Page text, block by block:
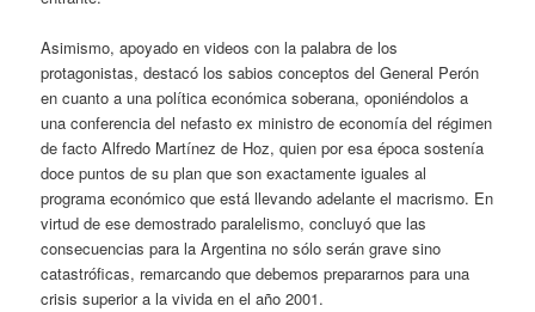
Asimismo, apoyado en videos con la palabra de los
protagonistas, destacó los sabios conceptos del General Perón
en cuanto a una política económica soberana, oponiéndolos a
una conferencia del nefasto ex ministro de economía del régimen
de facto Alfredo Martínez de Hoz, quien por esa época sostenía
doce puntos de su plan que son exactamente iguales al
programa económico que está llevando adelante el macrismo. En
virtud de ese demostrado paralelismo, concluyó que las
consecuencias para la Argentina no sólo serán grave sino
catastróficas, remarcando que debemos prepararnos para una
crisis superior a la vivida en el año 2001.